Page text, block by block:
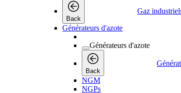
Back
Gaz
Générateurs d'azote
Générateurs d'azote
Back
NGM
NGPs